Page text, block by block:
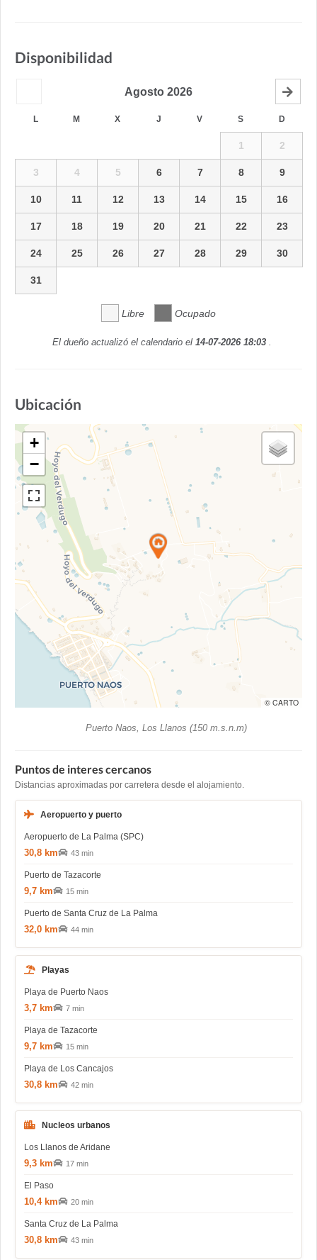
Disponibilidad
Agosto 2026
L M X J V S D
1 2
3 4 5 6 7 8 9
10 11 12 13 14 15 16
17 18 19 20 21 22 23
24 25 26 27 28 29 30
31
Libre Ocupado
El dueño actualizó el calendario el 14-07-2026 18:03 .
Ubicación
+
−
© CARTO
Puerto Naos, Los Llanos (150 m.s.n.m)
Puntos de interes cercanos
Distancias aproximadas por carretera desde el alojamiento.
Aeropuerto y puerto
Aeropuerto de La Palma (SPC)
30,8 km 43 min
Puerto de Tazacorte
9,7 km 15 min
Puerto de Santa Cruz de La Palma
32,0 km 44 min
Playas
Playa de Puerto Naos
3,7 km 7 min
Playa de Tazacorte
9,7 km 15 min
Playa de Los Cancajos
30,8 km 42 min
Nucleos urbanos
Los Llanos de Aridane
9,3 km 17 min
El Paso
10,4 km 20 min
Santa Cruz de La Palma
30,8 km 43 min